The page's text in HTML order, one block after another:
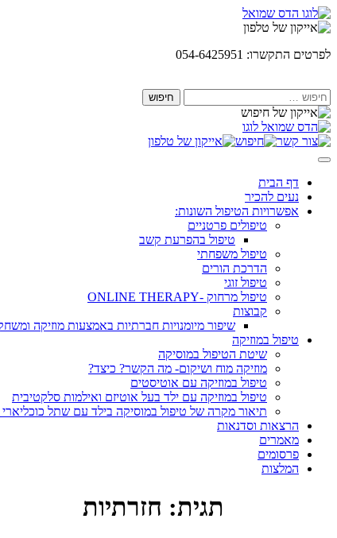
Skip
to
לפרטים התקשרו: 054-6425951
חיפוש:
דף הבית
נעים להכיר
אפשרויות הטיפול השונות:
טיפולים פרטניים
טיפול בהפרעת קשב
טיפול משפחתי
הדרכת הורים
טיפול זוגי
טיפול מרחוק -ONLINE THERAPY
קבוצות
שיפור מיומנויות חברתיות באמצעות מוזיקה
טיפול במוזיקה
שיטת הטיפול במוסיקה
מוזיקה מוח ושיקום- מה הקשר? כיצד?
טיפול במוזיקה עם אוטיסטים
טיפול במוזיקה עם ילד בעל אוטיזם ואילמות סלקטיבית
תיאור מקרה של טיפול במוסיקה בילד עם שתל
הרצאות וסדנאות
מאמרים
פרסומים
המלצות
תגית: חזרתיות